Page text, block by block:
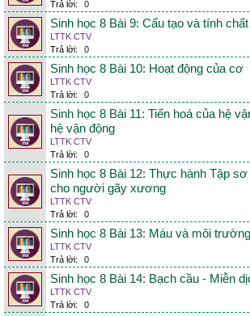
Trả lời:
0
Sinh học 8 Bài 9: Cấu tạo và tính
LTTK CTV
Trả lời:
0
Sinh học 8 Bài 10: Hoạt động của cơ
LTTK CTV
Trả lời:
0
Sinh học 8 Bài 11: Tiến hoá của hệ
hệ vận động
LTTK CTV
Trả lời:
0
Sinh học 8 Bài 12: Thực hành Tập
cho người gãy xương
LTTK CTV
Trả lời:
0
Sinh học 8 Bài 13: Máu và môi
LTTK CTV
Trả lời:
0
Sinh học 8 Bài 14: Bạch cầu - Miễn
LTTK CTV
Trả lời:
0